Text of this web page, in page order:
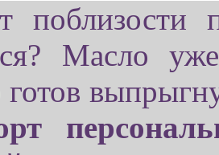
поблизости
Масло
готов